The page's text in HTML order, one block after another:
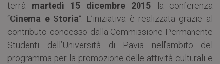
terrà martedì 15 dicembre 2015 la conferenza
“Cinema e Storia“. L’iniziativa è realizzata grazie al
contributo concesso dalla Commissione Permanente
Studenti dell’Università di Pavia nell’ambito del
programma per la promozione delle attività culturali e